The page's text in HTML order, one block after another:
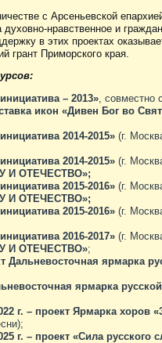
с Арсеньевской
нравственное и
в этих проектах
грант Приморского края.
– 2013», совместно
икон «Дивен Бог во
2014-2015» (г.
2014-2015» (г.
И ОТЕЧЕСТВО»;
2015-2016» (г.
И ОТЕЧЕСТВО»;
2015-2016» (г.
2016-2017» (г.
И ОТЕЧЕСТВО»;
Дальневосточная ярмарка
ярмарка русской
г. – проект Ярмарка хоров
г. – проект «Сила русского